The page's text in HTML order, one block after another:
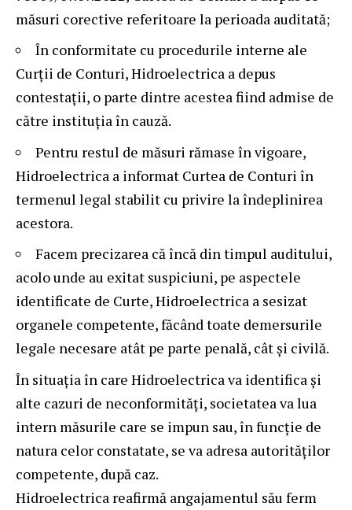
măsuri corective referitoare la perioada auditată;
În conformitate cu procedurile interne ale
Curții de Conturi, Hidroelectrica a depus
contestații, o parte dintre acestea fiind admise de
către instituția în cauză.
Pentru restul de măsuri rămase în vigoare,
Hidroelectrica a informat Curtea de Conturi în
termenul legal stabilit cu privire la îndeplinirea
acestora.
Facem precizarea că încă din timpul auditului,
acolo unde au exitat suspiciuni, pe aspectele
identificate de Curte, Hidroelectrica a sesizat
organele competente, făcând toate demersurile
legale necesare atât pe parte penală, cât și civilă.
În situația în care Hidroelectrica va identifica și
alte cazuri de neconformități, societatea va lua
intern măsurile care se impun sau, în funcție de
natura celor constatate, se va adresa autorităților
competente, după caz.
Hidroelectrica reafirmă angajamentul său ferm